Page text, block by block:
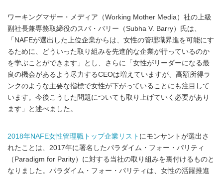
ワーキングマザー・メディア（Working Mother Media）社の上級
副社長兼専務取締役のスバ・バリー（Subha V. Barry）氏は、
「NAFEが選出した上位企業からは、女性の管理職昇進を可能にす
るために、どういった取り組みを先進的な企業が行っているのか
を学ぶことができます」とし、さらに「女性がリーダーになる最
良の機会があるよう尽力するCEOは増えていますが、高額所得ラ
ンクのような主要な指標で女性が下がっていることにも注目して
います。今後こうした問題についても取り上げていく必要があり
ます」と述べました。
2018年NAFE女性管理職トップ企業リスト にモンサントが選出さ
れたことは、2017年に署名したパラダイム・フォー・パリティ
（Paradigm for Parity）に対する当社の取り組みを裏付けるものと
なりました。パラダイム・フォー・パリティは、女性の活躍推進